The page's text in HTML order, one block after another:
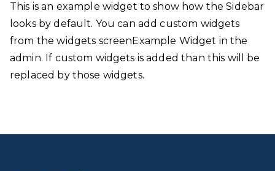
This is an example widget to show how the Sidebar
looks by default. You can add custom widgets
from the widgets screenExample Widget in the
admin. If custom widgets is added than this will be
replaced by those widgets.